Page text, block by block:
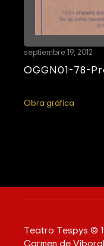
OGGN01-78-
septiembre 19, 2012
Obra gráfica
Teatro Tespys ©
Carmen de